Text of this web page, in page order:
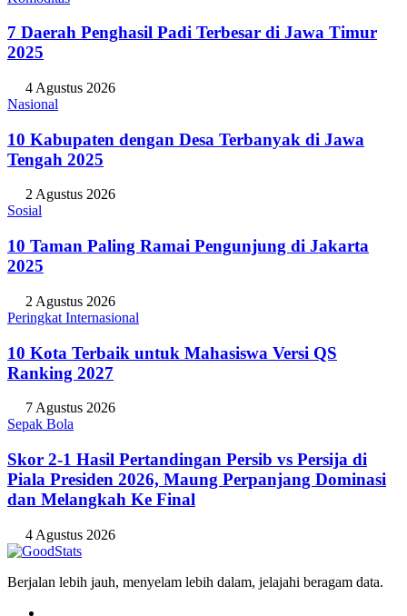
7 Daerah Penghasil Padi Terbesar di Jawa Timur
2025
4 Agustus 2026
Nasional
10 Kabupaten dengan Desa Terbanyak di Jawa
Tengah 2025
2 Agustus 2026
Sosial
10 Taman Paling Ramai Pengunjung di Jakarta
2025
2 Agustus 2026
Peringkat Internasional
10 Kota Terbaik untuk Mahasiswa Versi QS
Ranking 2027
7 Agustus 2026
Sepak Bola
Skor 2-1 Hasil Pertandingan Persib vs Persija di
Piala Presiden 2026, Maung Perpanjang Dominasi
dan Melangkah Ke Final
4 Agustus 2026
Berjalan lebih jauh, menyelam lebih dalam, jelajahi beragam data.